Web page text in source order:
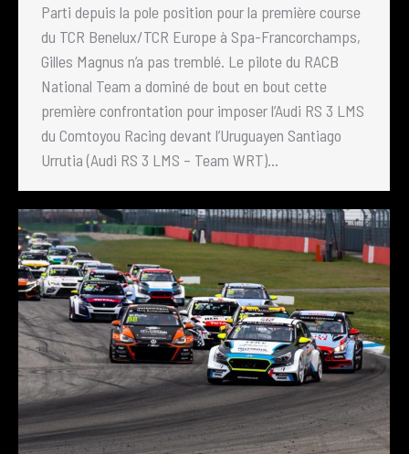
Parti depuis la pole position pour la première course
du TCR Benelux/TCR Europe à Spa-Francorchamps,
Gilles Magnus n’a pas tremblé. Le pilote du RACB
National Team a dominé de bout en bout cette
première confrontation pour imposer l’Audi RS 3 LMS
du Comtoyou Racing devant l’Uruguayen Santiago
Urrutia (Audi RS 3 LMS – Team WRT)…